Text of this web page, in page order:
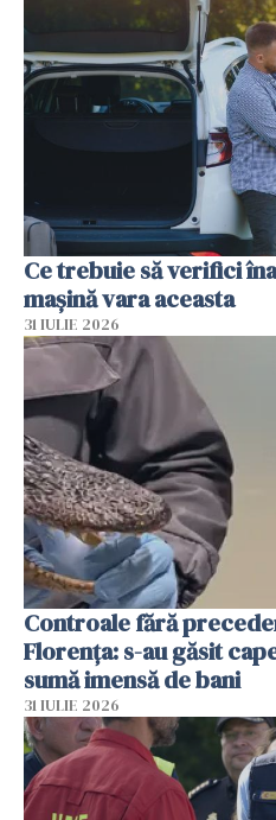
Ce trebuie să verifici
mașină vara aceasta
31 IULIE 2026
Controale fără
Florența: s-au găsit
sumă imensă de bani
31 IULIE 2026